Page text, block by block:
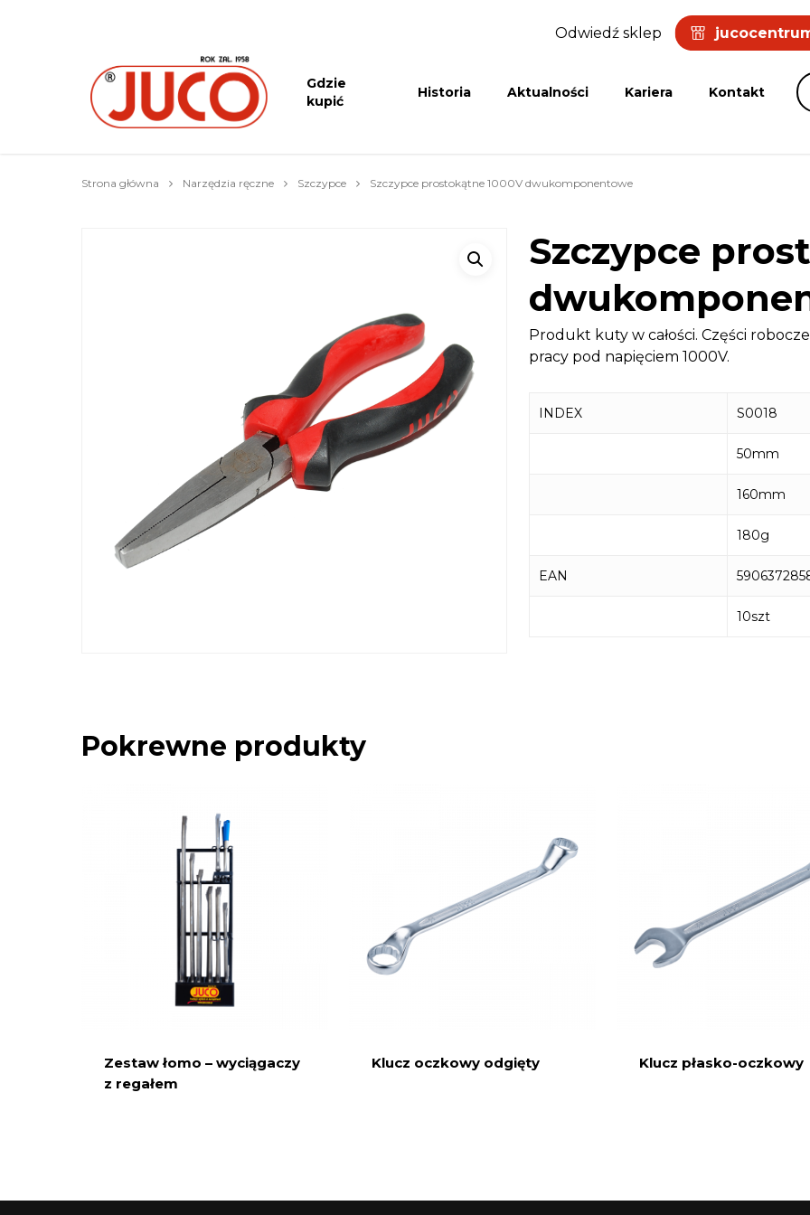
Odwiedź sklep
Gdzie
kupić
Historia Aktualności Kariera Kontakt
Strona główna Narzędzia ręczne Szczypce Szczypce prostokątne 1000V dwukomponentowe
Szczypce
Produkt kuty w całości. Części
pracy pod napięciem 1000V.
INDEX S0018
50mm
160mm
180g
EAN
10szt
Pokrewne produkty
Zestaw łomo – wyciągaczy
z regałem
Klucz oczkowy odgięty Klucz płasko-oczkowy